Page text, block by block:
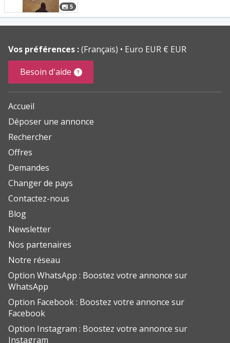
5
Vos préférences :(Français)
Euro EUR € EUR
Besoin d'aide
Accueil
Déposer une annonce
Rechercher
Offres
Demandes
Changer de pays
Contactez-nous
Blog
Newsletter
Nos partenaires
Notre réseau
Option WhatsApp : Boostez votre annonce sur
WhatsApp
Option Facebook : Boostez votre annonce sur
Facebook
Option Instagram : Boostez votre annonce sur
Instagram